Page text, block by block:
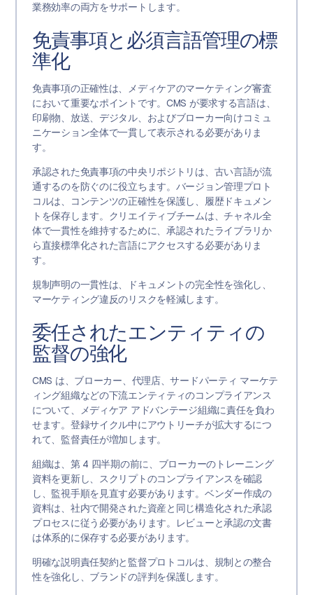
業務効率の両方をサポートします。
免責事項と必須言語管理の標
準化
免責事項の正確性は、メディケアのマーケティング審査
において重要なポイントです。CMS が要求する言語は、
印刷物、放送、デジタル、およびブローカー向けコミュ
ニケーション全体で一貫して表示される必要がありま
す。
承認された免責事項の中央リポジトリは、古い言語が流
通するのを防ぐのに役立ちます。バージョン管理プロト
コルは、コンテンツの正確性を保護し、履歴ドキュメン
トを保存します。クリエイティブチームは、チャネル全
体で一貫性を維持するために、承認されたライブラリか
ら直接標準化された言語にアクセスする必要がありま
す。
規制声明の一貫性は、ドキュメントの完全性を強化し、
マーケティング違反のリスクを軽減します。
委任されたエンティティの
監督の強化
CMS は、ブローカー、代理店、サードパーティ マーケテ
ィング組織などの下流エンティティのコンプライアンス
について、メディケア アドバンテージ組織に責任を負わ
せます。登録サイクル中にアウトリーチが拡大するにつ
れて、監督責任が増加します。
組織は、第 4 四半期の前に、ブローカーのトレーニング
資料を更新し、スクリプトのコンプライアンスを確認
し、監視手順を見直す必要があります。ベンダー作成の
資料は、社内で開発された資産と同じ構造化された承認
プロセスに従う必要があります。レビューと承認の文書
は体系的に保存する必要があります。
明確な説明責任契約と監督プロトコルは、規制との整合
性を強化し、ブランドの評判を保護します。